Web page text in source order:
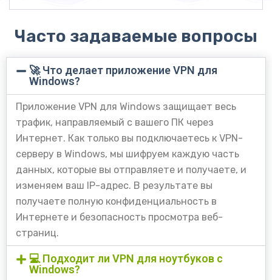
Часто задаваемые вопросы
🚀 Что делает приложение VPN для
Windows?
Приложение VPN для Windows защищает весь
трафик, направляемый с вашего ПК через
Интернет. Как только вы подключаетесь к VPN-
серверу в Windows, мы шифруем каждую часть
данных, которые вы отправляете и получаете, и
изменяем ваш IP-адрес. В результате вы
получаете полную конфиденциальность в
Интернете и безопасность просмотра веб-
страниц.
💻 Подходит ли VPN для ноутбуков с
Windows?